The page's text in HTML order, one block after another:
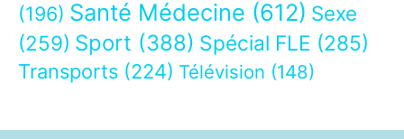
(196) Santé Médecine (612) Sexe
(259) Sport (388) Spécial FLE (285)
Transports (224) Télévision (148)